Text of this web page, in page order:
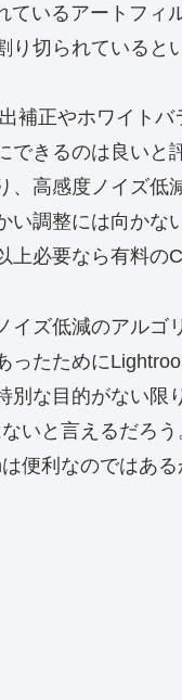
ているアートフィ
り切られていると
補正やホワイト
できるのは良い
、高感度ノイズ低
い調整には向かな
上必要なら有料の
イズ低減のアル
ったために
別な目的がない限
いと言えるだろ
便利なのではある